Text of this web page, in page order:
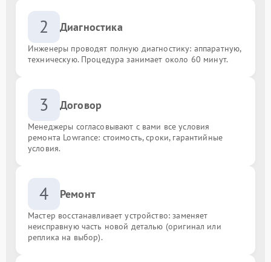
2 Диагностика
Инженеры проводят полную диагностику: аппаратную,
техническую. Процедура занимает около 60 минут.
3 Договор
Менеджеры согласовывают с вами все условия
ремонта Lowrance: стоимость, сроки, гарантийные
условия.
4 Ремонт
Мастер восстанавливает устройство: заменяет
неисправную часть новой деталью (оригинал или
реплика на выбор).